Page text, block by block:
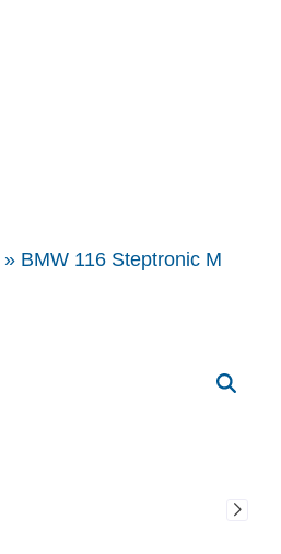
» BMW 116 Steptronic M